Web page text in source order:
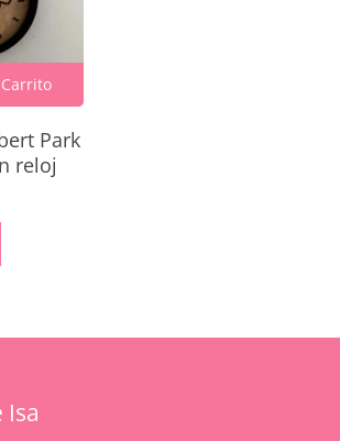
productos en el carrito.
Park
reloj
Isa